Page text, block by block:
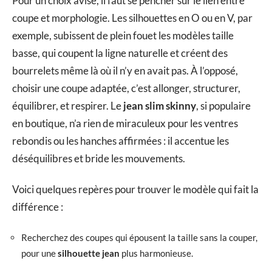
coupe et morphologie. Les silhouettes en O ou en V, par
exemple, subissent de plein fouet les modèles taille
basse, qui coupent la ligne naturelle et créent des
bourrelets même là où il n’y en avait pas. À l’opposé,
choisir une coupe adaptée, c’est allonger, structurer,
équilibrer, et respirer. Lejean slim skinny, si populaire
en boutique, n’a rien de miraculeux pour les ventres
rebondis ou les hanches affirmées : il accentue les
déséquilibres et bride les mouvements.
Voici quelques repères pour trouver le modèle qui fait la
différence :
Recherchez des coupes qui épousent la taille sans la couper,
pour unesilhouette jean plus harmonieuse.